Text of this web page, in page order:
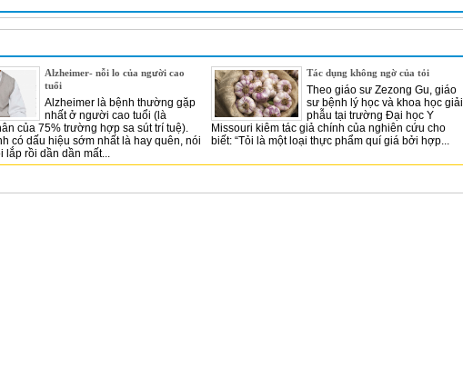
Alzheimer- nỗi lo của người cao
tuổi
Alzheimer là bệnh thường gặp
nhất ở người cao tuổi (là
của 75% trường hợp sa sút trí tuệ).
có dấu hiệu sớm nhất là hay quên, nói
lắp rồi dần dần mất...
Tác dụng không ngờ của tỏi
Theo giáo sư Zezong Gu, giáo
sư bệnh lý học và khoa học giải
phẫu tại trường Đại học Y
Missouri kiêm tác giả chính của nghiên cứu cho
biết: “Tỏi là một loại thực phẩm quí giá bởi hợp...